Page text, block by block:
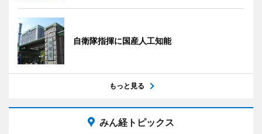
自衛隊指揮に国産人工知能
もっと見る
みん経トピックス